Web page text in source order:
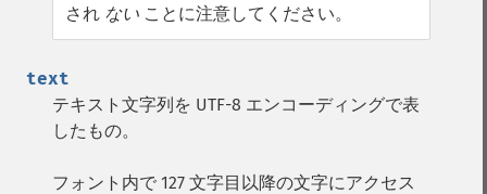
され ない ことに注意してください。
text
テキスト文字列を UTF-8 エンコーディングで表
したもの。
フォント内で 127 文字目以降の文字にアクセス